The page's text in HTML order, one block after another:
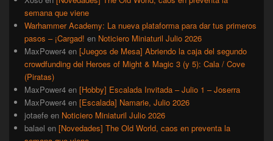
semana que viene
Warhammer Academy: La nueva plataforma para dar tus primeros
pasos – ¡Cargad! en Noticiero Miniaturil Julio 2026
MaxPower4 en [Juegos de Mesa] Abriendo la caja del segundo
crowdfunding del Heroes of Might & Magic 3 (y 5): Cala / Cove
(Piratas)
MaxPower4 en [Hobby] Escalada Invitada – Julio 1 – Joserra
MaxPower4 en [Escalada] Namarie, Julio 2026
jotaefe en Noticiero Miniaturil Julio 2026
balael en [Novedades] The Old World, caos en preventa la